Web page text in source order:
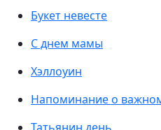
Букет невесте
С днем мамы
Хэллоуин
Напоминание о